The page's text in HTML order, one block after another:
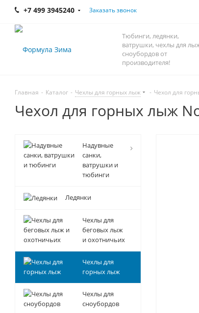
+7 499 3945240 Заказать звонок
Тюбинги, ледянки,
ватрушки, чехлы для
сноубордов от
производителя!
Главная - Каталог - Чехлы для горных лыж - Чехол для
Чехол для горных лыж
Надувные
санки,
ватрушки и
тюбинги
Ледянки
Чехлы для
беговых лыж
и охотничьих
Чехлы для
горных лыж
Чехлы для
сноубордов